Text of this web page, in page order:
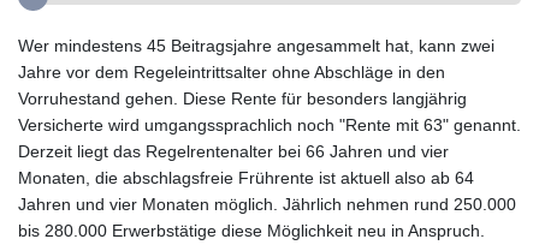
Wer mindestens 45 Beitragsjahre angesammelt hat, kann zwei
Jahre vor dem Regeleintrittsalter ohne Abschläge in den
Vorruhestand gehen. Diese Rente für besonders langjährig
Versicherte wird umgangssprachlich noch "Rente mit 63" genannt.
Derzeit liegt das Regelrentenalter bei 66 Jahren und vier
Monaten, die abschlagsfreie Frührente ist aktuell also ab 64
Jahren und vier Monaten möglich. Jährlich nehmen rund 250.000
bis 280.000 Erwerbstätige diese Möglichkeit neu in Anspruch.